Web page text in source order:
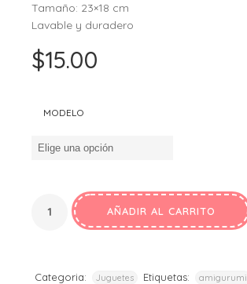
Tamaño: 23×18 cm
Lavable y duradero
$15.00
MODELO
AÑADIR AL CARRITO
Categoria: Juguetes Etiquetas: amigurumi